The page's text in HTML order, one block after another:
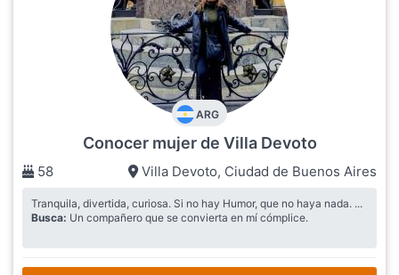
ARG
Conocer mujer de Villa Devoto
58 Villa Devoto, Ciudad de Buenos Aires
Tranquila, divertida, curiosa. Si no hay Humor, que no haya nada. ...
Busca: Un compañero que se convierta en mí cómplice.